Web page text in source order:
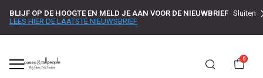
BLIJF OP DE HOOGTE EN MELD JE AAN VOOR DE NIEUWBRIEF
LEES HIER DE LAATSTE NIEUWSBRIEF
Sluiten
0